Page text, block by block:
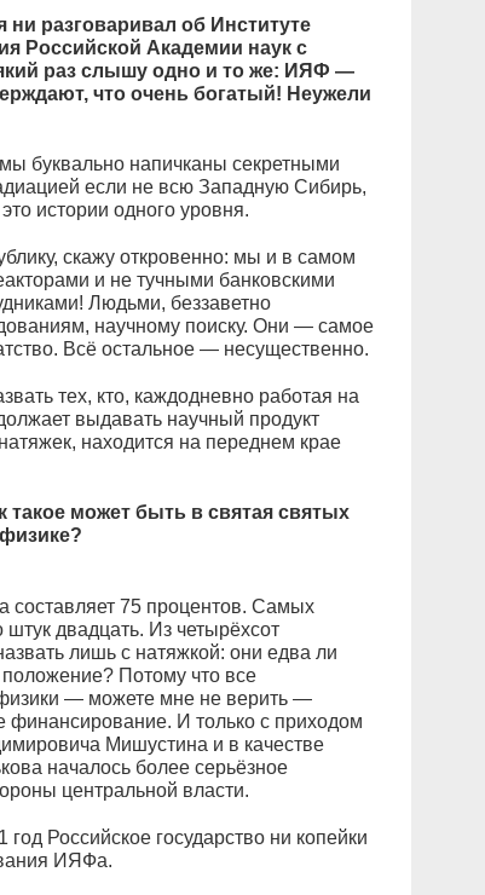
разговаривал об Институте
Российской Академии наук с
раз слышу одно и то же: ИЯФ —
что очень богатый! Неужели
буквально напичканы секретными
если не всю Западную Сибирь,
истории одного уровня.
скажу откровенно: мы и в самом
и не тучными банковскими
Людьми, беззаветно
научному поиску. Они — самое
Всё остальное — несущественно.
тех, кто, каждодневно работая на
выдавать научный продукт
находится на переднем крае
может быть в святая святых
составляет 75 процентов. Самых
двадцать. Из четырёхсот
лишь с натяжкой: они едва ли
Потому что все
— можете мне не верить —
финансирование. И только с приходом
Мишустина и в качестве
началось более серьёзное
центральной власти.
Российское государство ни копейки
ИЯФа.